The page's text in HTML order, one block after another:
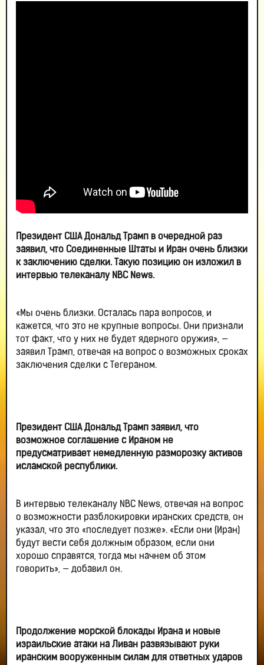
Президент США Дональд Трамп в очередной раз
заявил, что Соединенные Штаты и Иран очень близки
к заключению сделки. Такую позицию он изложил в
интервью телеканалу NBC News.
«Мы очень близки. Осталась пара вопросов, и
кажется, что это не крупные вопросы. Они признали
тот факт, что у них не будет ядерного оружия», —
заявил Трамп, отвечая на вопрос о возможных сроках
заключения сделки с Тегераном.
Президент США Дональд Трамп заявил, что
возможное соглашение с Ираном не
предусматривает немедленную разморозку активов
исламской республики.
В интервью телеканалу NBC News, отвечая на вопрос
о возможности разблокировки иранских средств, он
указал, что это «последует позже». «Если они (Иран)
будут вести себя должным образом, если они
хорошо справятся, тогда мы начнем об этом
говорить», — добавил он.
Продолжение морской блокады Ирана и новые
израильские атаки на Ливан развязывают руки
иранским вооруженным силам для ответных ударов